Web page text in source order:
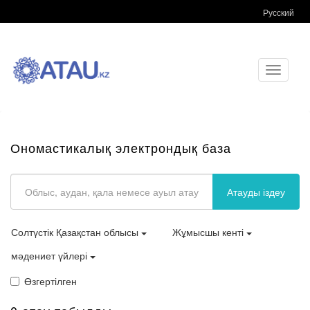
Русский
Toggle
Ономастикалық электрондық база
Атауды іздеу
Солтүстік Қазақстан облысы
Жұмысшы кенті
мәдениет үйлері
Өзгертілген